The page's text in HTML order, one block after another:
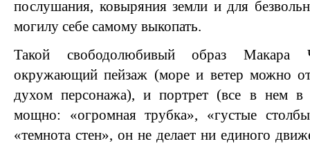
послушания, ковыряния земли и для
могилу себе самому выкопать.
Такой свободолюбивый образ Макара
окружающий пейзаж (море и ветер можно
духом персонажа), и портрет (все в нем в
мощно: «огромная трубка», «густые
«темнота стен», он не делает ни единого